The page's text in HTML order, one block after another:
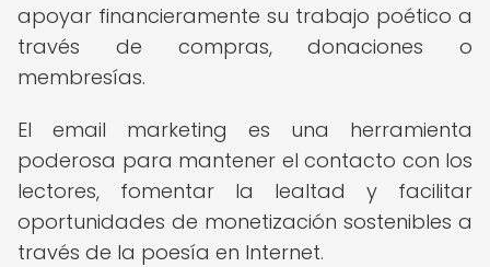
apoyar financieramente su trabajo poético a
través de compras, donaciones o
membresías.
El email marketing es una herramienta
poderosa para mantener el contacto con los
lectores, fomentar la lealtad y facilitar
oportunidades de monetización sostenibles a
través de la poesía en Internet.